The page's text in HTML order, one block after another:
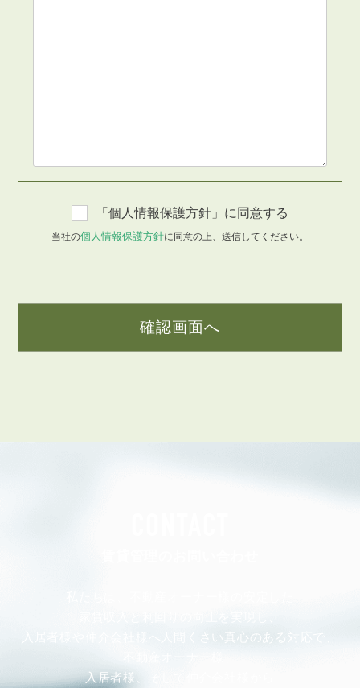
「個人情報保護方針」に同意する
当社の個人情報保護方針に同意の上、送信してください。
確認画面へ
入居者様や仲介会社様へ人間くさい真心のある対応で、
入居者様、そして仲介会社様から